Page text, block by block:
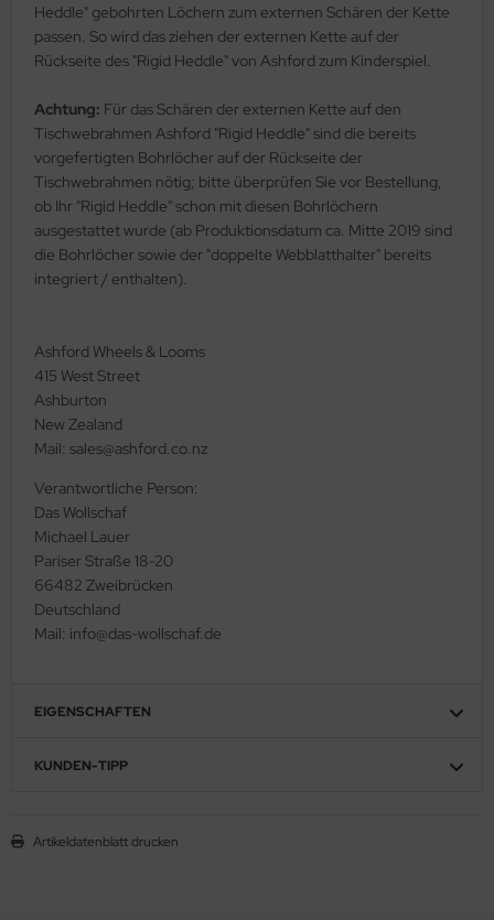
Heddle" gebohrten Löchern zum externen Schären der Kette
passen. So wird das ziehen der externen Kette auf der
Rückseite des "Rigid Heddle" von Ashford zum Kinderspiel.
Achtung: Für das Schären der externen Kette auf den
Tischwebrahmen Ashford "Rigid Heddle" sind die bereits
vorgefertigten Bohrlöcher auf der Rückseite der
Tischwebrahmen nötig; bitte überprüfen Sie vor Bestellung,
ob Ihr "Rigid Heddle" schon mit diesen Bohrlöchern
ausgestattet wurde (ab Produktionsdatum ca. Mitte 2019 sind
die Bohrlöcher sowie der "doppelte Webblatthalter" bereits
integriert / enthalten).
Ashford Wheels & Looms
415 West Street
Ashburton
New Zealand
Mail: sales@ashford.co.nz
Verantwortliche Person:
Das Wollschaf
Michael Lauer
Pariser Straße 18-20
66482 Zweibrücken
Deutschland
Mail: info@das-wollschaf.de
EIGENSCHAFTEN
KUNDEN-TIPP
Artikeldatenblatt drucken